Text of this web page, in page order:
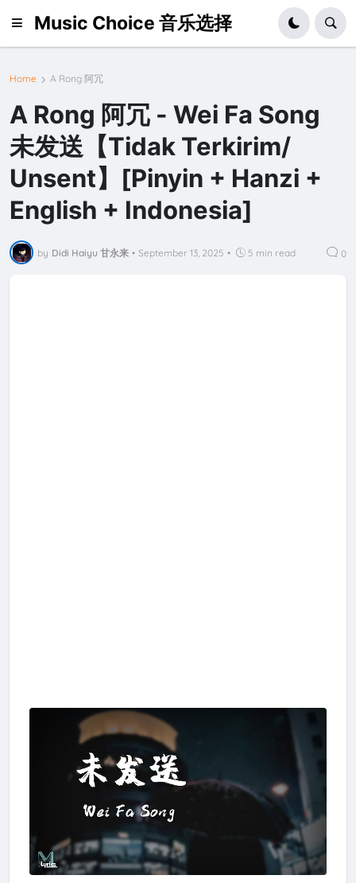
Music Choice 音乐选择
Home A Rong 阿冗
A Rong 阿冗 - Wei Fa Song
未发送【Tidak Terkirim/
Unsent】[Pinyin + Hanzi +
English + Indonesia]
by Didi Haiyu 甘永来 • September 13, 2025 • 5 min read 0